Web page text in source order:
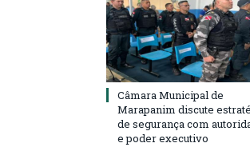
Câmara Municipal de
Marapanim discute
de segurança com
e poder executivo